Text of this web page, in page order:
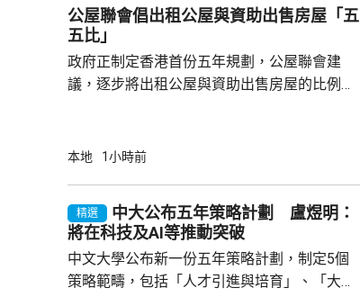
公屋聯會倡出租公屋與資助出售房屋「五
五比」
政府正制定香港首份五年規劃，公屋聯會建
議，逐步將出租公屋與資助出售房屋的比例，
出租公屋，亦可提高資助出售房屋的比例，而
規劃內，訂明會研究調整比例至「5比5」，並
制定落實時間表。 聯會又期望政府重推出售公
屋計劃，讓公屋居民可以向上流動，...
本地 1小時前
精選
中大公布五年策略計劃 盧煜明：
將在科技及AI等推動突破
中文大學公布新一份五年策略計劃，制定5個
策略範疇，包括「人才引進與培育」、「大學